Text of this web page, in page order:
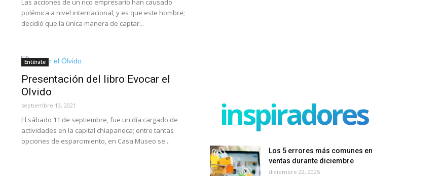
Las acciones de un rico empresario han causado
polémica a nivel internacional, y es que este hombre;
decidió que la única manera de captar...
Entérate
Presentación del libro Evocar el
Olvido
septiembre 13, 2021
El sábado 11 de septiembre, fue un día cargado de
actividades en la capital chiapaneca; entre tantas
opciones de esparcimiento, en Casa Museo se...
inspiradores
Los 5 errores más comunes en
ventas durante diciembre
diciembre 22, 2025